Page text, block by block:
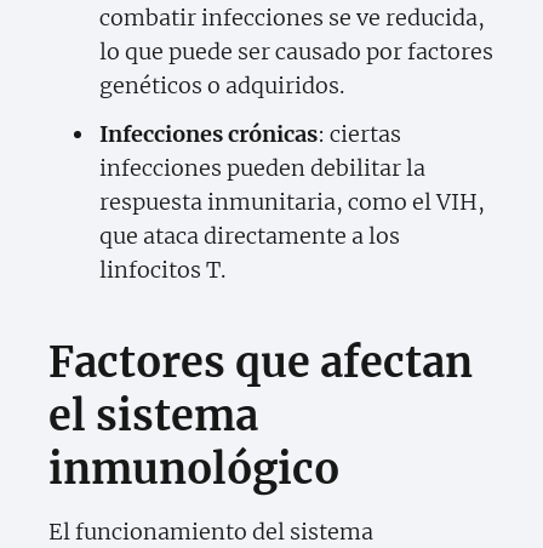
combatir infecciones se ve reducida,
lo que puede ser causado por factores
genéticos o adquiridos.
Infecciones crónicas: ciertas
infecciones pueden debilitar la
respuesta inmunitaria, como el VIH,
que ataca directamente a los
linfocitos T.
Factores que afectan
el sistema
inmunológico
El funcionamiento del sistema